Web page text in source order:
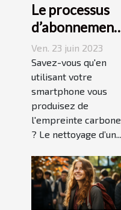
Le processus
d’abonnement
et de réduction
de votre
empreinte
carbone avec
un forfait
mobile
Ven. 23 juin 2023
Savez-vous qu'en
utilisant votre
smartphone vous
produisez de
l'empreinte carbone
? Le nettoyage d’un...